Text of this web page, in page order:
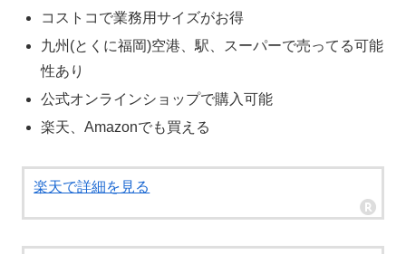
コストコで業務用サイズがお得
九州(とくに福岡)空港、駅、スーパーで売ってる可能
性あり
公式オンラインショップで購入可能
楽天、Amazonでも買える
楽天で詳細を見る